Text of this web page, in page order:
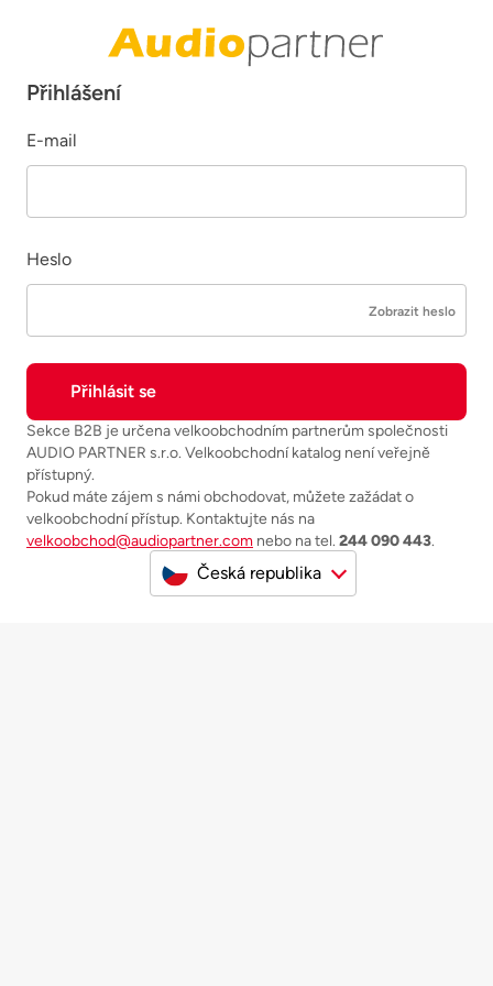
Přihlášení
E-mail
Heslo
Zobrazit heslo
Sekce B2B je určena velkoobchodním partnerům společnosti
AUDIO PARTNER s.r.o. Velkoobchodní katalog není veřejně
přístupný.
Pokud máte zájem s námi obchodovat, můžete zažádat o
velkoobchodní přístup. Kontaktujte nás na
velkoobchod@audiopartner.com nebo na tel. 244 090 443.
Česká republika